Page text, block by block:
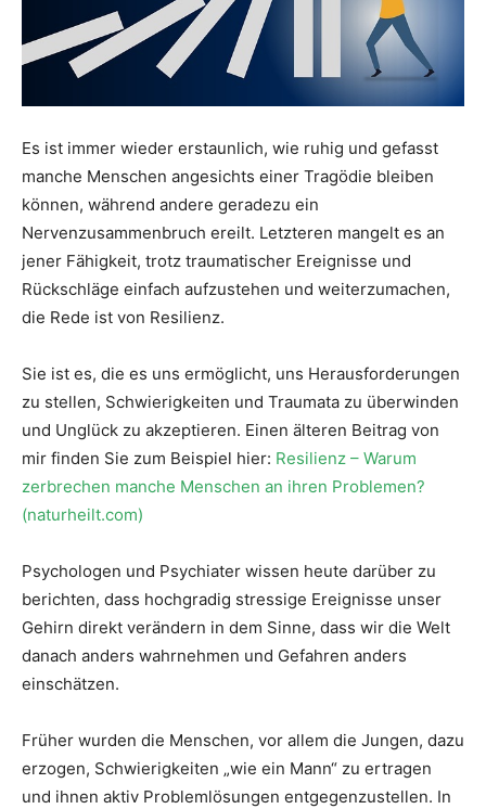
Es ist immer wieder erstaunlich, wie ruhig und gefasst
manche Menschen angesichts einer Tragödie bleiben
können, während andere geradezu ein
Nervenzusammenbruch ereilt. Letzteren mangelt es an
jener Fähigkeit, trotz traumatischer Ereignisse und
Rückschläge einfach aufzustehen und weiterzumachen,
die Rede ist von Resilienz.
Sie ist es, die es uns ermöglicht, uns Herausforderungen
zu stellen, Schwierigkeiten und Traumata zu überwinden
und Unglück zu akzeptieren. Einen älteren Beitrag von
mir finden Sie zum Beispiel hier: Resilienz – Warum
zerbrechen manche Menschen an ihren Problemen?
(naturheilt.com)
Psychologen und Psychiater wissen heute darüber zu
berichten, dass hochgradig stressige Ereignisse unser
Gehirn direkt verändern in dem Sinne, dass wir die Welt
danach anders wahrnehmen und Gefahren anders
einschätzen.
Früher wurden die Menschen, vor allem die Jungen, dazu
erzogen, Schwierigkeiten „wie ein Mann“ zu ertragen
und ihnen aktiv Problemlösungen entgegenzustellen. In